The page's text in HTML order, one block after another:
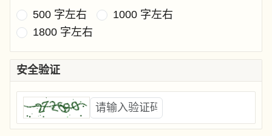
500 字左右
1000 字左右
1800 字左右
安全验证